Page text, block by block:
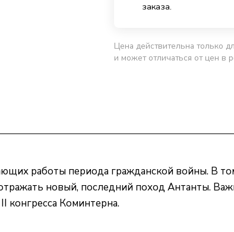
заказа.
Цена действительна только
и может отличаться от цен в
работы периода гражданской войны. В
новый, последний поход Антанты.
конгресса Коминтерна.